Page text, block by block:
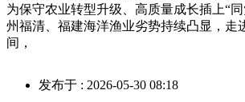
为保守农业转型升级、高质量成长插上“
州福清、福建海洋渔业劣势持续凸显，走
间，
发布于 : 2026-05-30 08:18